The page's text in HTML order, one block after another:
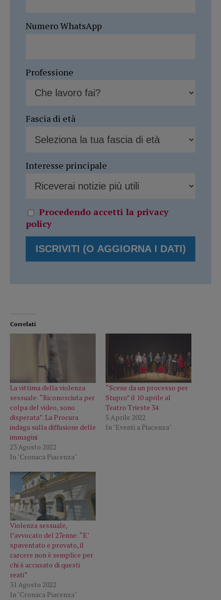
Numero WhatsApp
Professione
Fascia di età
Interesse principale
Procedendo accetti la privacy
policy
Correlati
La vittima della violenza
sessuale: “Riconosciuta per
colpa del video, sono
disperata”. La Procura
indaga sulla diffusione delle
immagini
23 Agosto 2022
In "Cronaca Piacenza"
“Scene da un processo per
Stupro” il 10 aprile al
Teatro Trieste 34
5 Aprile 2022
In "Eventi a Piacenza"
Violenza sessuale,
l’avvocato del 27enne: “E’
spaventato e provato, il
carcere non è semplice per
chi è accusato di questi
reati”
31 Agosto 2022
In "Cronaca Piacenza"